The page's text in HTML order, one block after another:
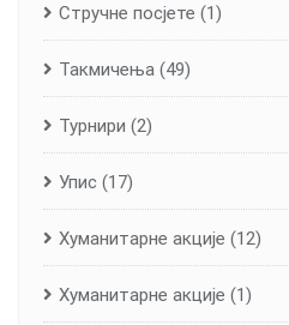
Стручне посјете (1)
Такмичења (49)
Турнири (2)
Упис (17)
Хуманитарне aкције (12)
Хуманитарне акције (1)